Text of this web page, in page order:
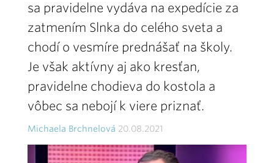
sa pravidelne vydáva na expedície za
zatmením Slnka do celého sveta a
chodí o vesmíre prednášať na školy.
Je však aktívny aj ako kresťan,
pravidelne chodieva do kostola a
vôbec sa nebojí k viere priznať.
Michaela Brchnelová 20.08.2021